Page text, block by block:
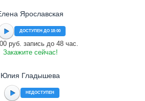
Ярославская
ДОСТУПЕН ДО 18:00
руб. запись до 48 час.
Закажите сейчас!
Юлия Гладышева
НЕДОСТУПЕН